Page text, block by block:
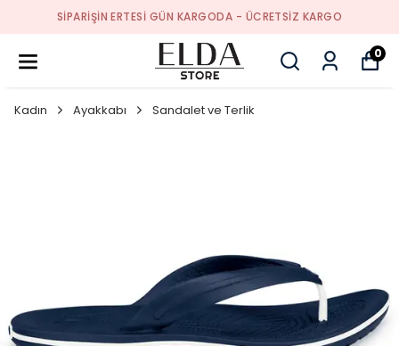
SIPARIŞIN ERTESI GÜN KARGODA - ÜCRETSIZ KARGO
0
Kadın Ayakkabı Sandalet ve Terlik